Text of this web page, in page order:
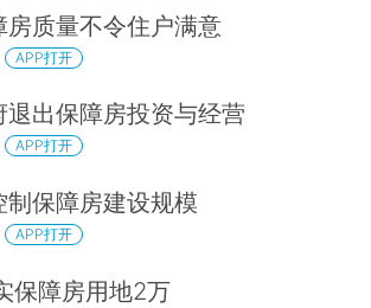
房质量不令住户满意
APP打开
出保障房投资与经营
APP打开
保障房建设规模
APP打开
保障房用地2万